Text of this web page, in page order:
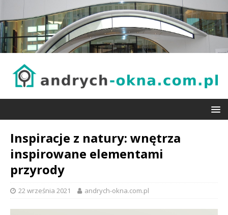
Inspiracje z natury: wnętrza
inspirowane elementami
przyrody
22 września 2021 andrych-okna.com.pl